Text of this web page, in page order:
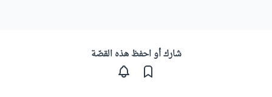
شارك أو احفظ هذه القصّة